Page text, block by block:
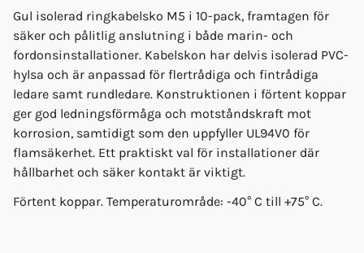
Gul isolerad ringkabelsko M5 i 10-pack, framtagen för
säker och pålitlig anslutning i både marin- och
fordonsinstallationer. Kabelskon har delvis isolerad PVC-
hylsa och är anpassad för flertrådiga och fintrådiga
ledare samt rundledare. Konstruktionen i förtent koppar
ger god ledningsförmåga och motståndskraft mot
korrosion, samtidigt som den uppfyller UL94V0 för
flamsäkerhet. Ett praktiskt val för installationer där
hållbarhet och säker kontakt är viktigt.
Förtent koppar. Temperaturområde: -40° C till +75° C.